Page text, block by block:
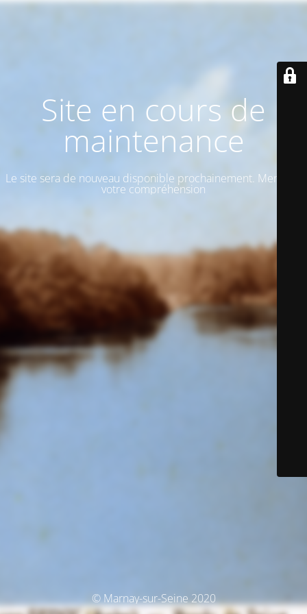
Site en cours de
maintenance
Le site sera de nouveau disponible prochainement. Merci de
votre compréhension
© Marnay-sur-Seine 2020